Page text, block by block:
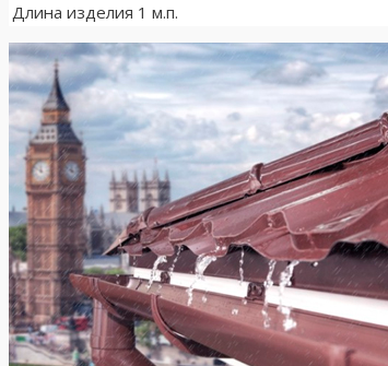
Длина изделия 1 м.п.